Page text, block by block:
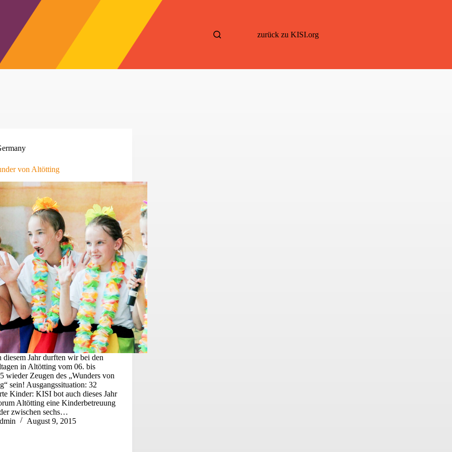
zurück zu KISI.org
von Altötting
diesem Jahr durften wir bei den
in Altötting vom 06. bis
wieder Zeugen des „Wunders von
sein! Ausgangssituation: 32
Kinder: KISI bot auch dieses Jahr
Altötting eine Kinderbetreuung
zwischen sechs…
August 9, 2015